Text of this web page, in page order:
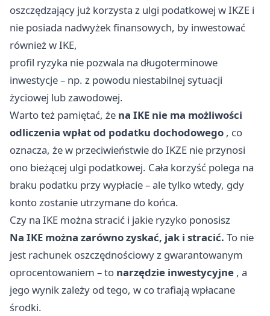
oszczędzający już korzysta z ulgi podatkowej w IKZE i
nie posiada nadwyżek finansowych, by inwestować
również w IKE,
profil ryzyka nie pozwala na długoterminowe
inwestycje – np. z powodu niestabilnej sytuacji
życiowej lub zawodowej.
Warto też pamiętać, że na IKE nie ma możliwości
odliczenia wpłat od podatku dochodowego , co
oznacza, że w przeciwieństwie do IKZE nie przynosi
ono bieżącej ulgi podatkowej. Cała korzyść polega na
braku podatku przy wypłacie – ale tylko wtedy, gdy
konto zostanie utrzymane do końca.
Czy na IKE można stracić i jakie ryzyko ponosisz
Na IKE można zarówno zyskać, jak i stracić. To nie
jest rachunek oszczędnościowy z gwarantowanym
oprocentowaniem – to narzędzie inwestycyjne , a
jego wynik zależy od tego, w co trafiają wpłacane
środki.